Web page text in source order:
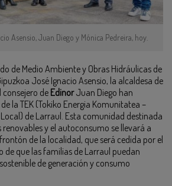
Asensio, Juan Diego y Mónica Pedreira, hoy.
de Medio Ambiente y Obras Hidráulicas de
José Ignacio Asensio, la alcaldesa de
consejero de EdinorJuan Diego han
la TEK (Tokiko Energia Komunitatea –
de Larraul. Esta comunidad destinada
y el autoconsumo se llevará a
de la localidad, que será cedida por el
de que las familias de Larraul puedan
de generación y consumo